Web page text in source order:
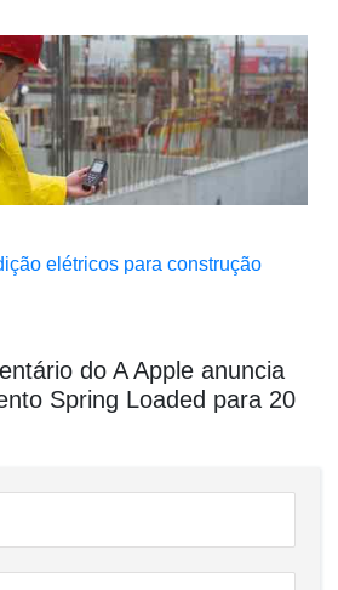
elétricos para construção
do A Apple anuncia
Spring Loaded para 20